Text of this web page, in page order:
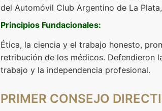
del Automóvil Club Argentino de La
Principios Fundacionales:
Ética, la ciencia y el trabajo honesto,
retribución de los médicos. Defendieron
trabajo y la independencia profesional.
PRIMER CONSEJO